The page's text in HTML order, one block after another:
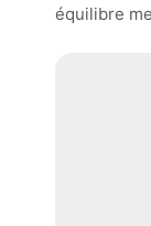
équilibre